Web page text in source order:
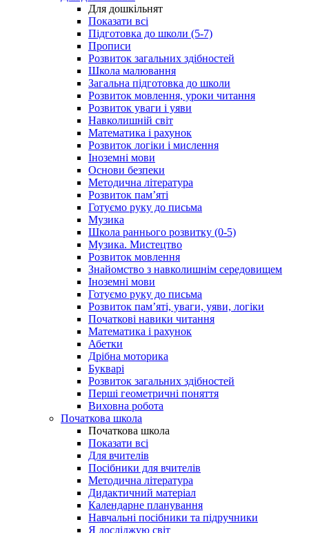
Для дошкільнят
Показати всі
Підготовка до школи (5-7)
Прописи
Розвиток загальних здібностей
Школа малювання
Загальна підготовка до школи
Розвиток мовлення, уроки читання
Розвиток уваги і уяви
Навколишній світ
Математика і рахунок
Розвиток логіки і мислення
Іноземні мови
Основи безпеки
Методична література
Розвиток пам’яті
Готуємо руку до письма
Музика
Школа раннього розвитку (0-5)
Музика. Мистецтво
Розвиток мовлення
Знайомство з навколишнім середовищем
Іноземні мови
Готуємо руку до письма
Розвиток пам’яті, уваги, уяви, логіки
Початкові навики читання
Математика і рахунок
Абетки
Дрібна моторика
Букварі
Розвиток загальних здібностей
Перші геометричні поняття
Виховна робота
Початкова школа
Початкова школа
Показати всі
Для вчителів
Посібники для вчителів
Методична література
Дидактичний матеріал
Календарне планування
Навчальні посібники та підручники
Я досліджую світ